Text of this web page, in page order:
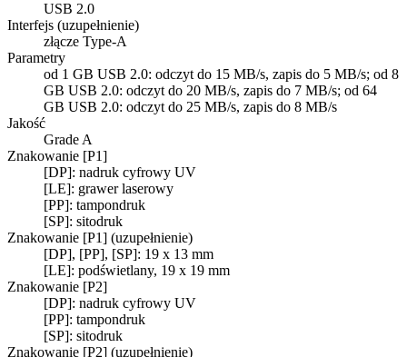
USB 2.0
Interfejs (uzupełnienie)
złącze Type-A
Parametry
od 1 GB USB 2.0: odczyt do 15 MB/s, zapis do 5 MB/s; od 8
GB USB 2.0: odczyt do 20 MB/s, zapis do 7 MB/s; od 64
GB USB 2.0: odczyt do 25 MB/s, zapis do 8 MB/s
Jakość
Grade A
Znakowanie [P1]
[DP]: nadruk cyfrowy UV
[LE]: grawer laserowy
[PP]: tampondruk
[SP]: sitodruk
Znakowanie [P1] (uzupełnienie)
[DP], [PP], [SP]: 19 x 13 mm
[LE]: podświetlany, 19 x 19 mm
Znakowanie [P2]
[DP]: nadruk cyfrowy UV
[PP]: tampondruk
[SP]: sitodruk
Znakowanie [P2] (uzupełnienie)